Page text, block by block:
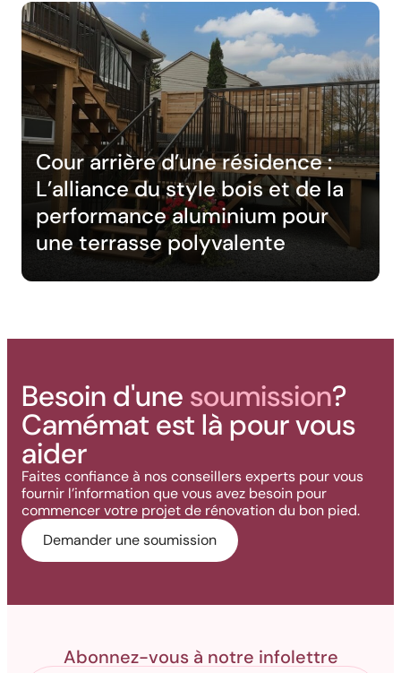
Cour arrière d’une résidence :
L’alliance du style bois et de la
performance aluminium pour
une terrasse polyvalente
Besoin d'une soumission?
Camémat est là pour vous
aider
Faites confiance à nos conseillers experts pour vous
fournir l’information que vous avez besoin pour
commencer votre projet de rénovation du bon pied.
Demander une soumission
Abonnez-vous à notre infolettre